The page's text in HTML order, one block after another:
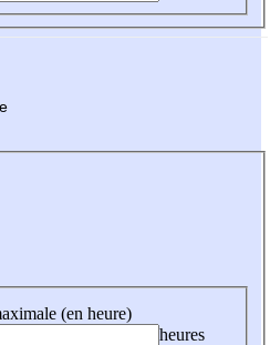
(en heure)
heures